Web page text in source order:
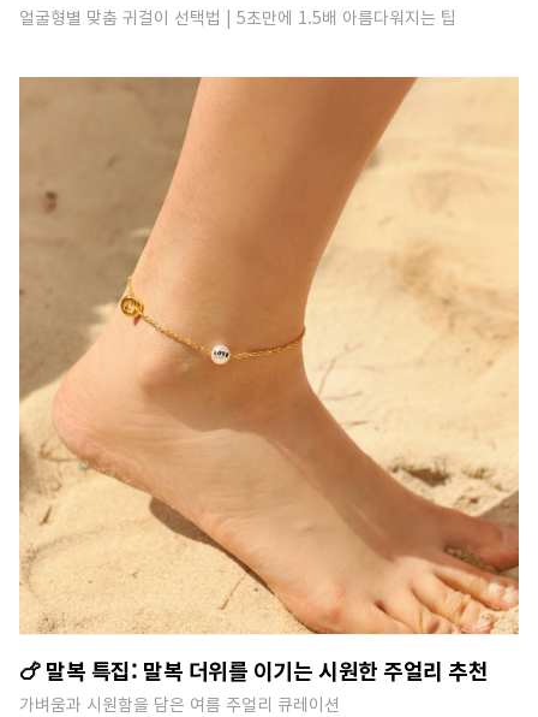
얼굴형별 맞춤 귀걸이 선택법 | 5초만에 1.5배 아름다워지는 팁​
🍗 말복 특집: 말복 더위를 이기는 시원한 주얼리 추천
가벼움과 시원함을 담은 여름 주얼리 큐레이션